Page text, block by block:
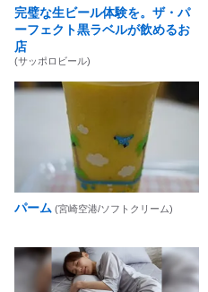
完璧な生ビール体験を。ザ・パ
ーフェクト黒ラベルが飲めるお
店
(サッポロビール)
パーム (宮崎空港/ソフトクリーム)